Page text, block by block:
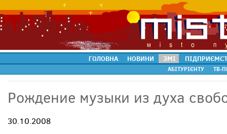
ГОЛОВНА НОВИНИ ЗМІ
АБІТУРІЄНТУ ТВ-
Рождение музыки из духа
30.10.2008